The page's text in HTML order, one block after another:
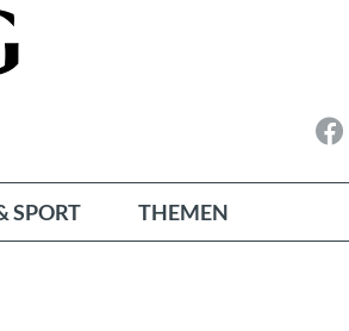
SPORT THEMEN